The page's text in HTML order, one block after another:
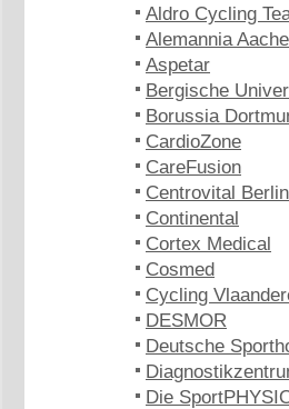
Aldro Cycling
Alemannia
Aspetar
Bergische
Borussia
CardioZone
CareFusion
Centrovital Berlin
Continental
Cortex Medical
Cosmed
Cycling
DESMOR
Deutsche
Die